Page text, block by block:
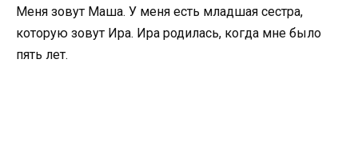
Меня зовут Маша. У меня есть младшая сестра,
которую зовут Ира. Ира родилась, когда мне было
пять лет.